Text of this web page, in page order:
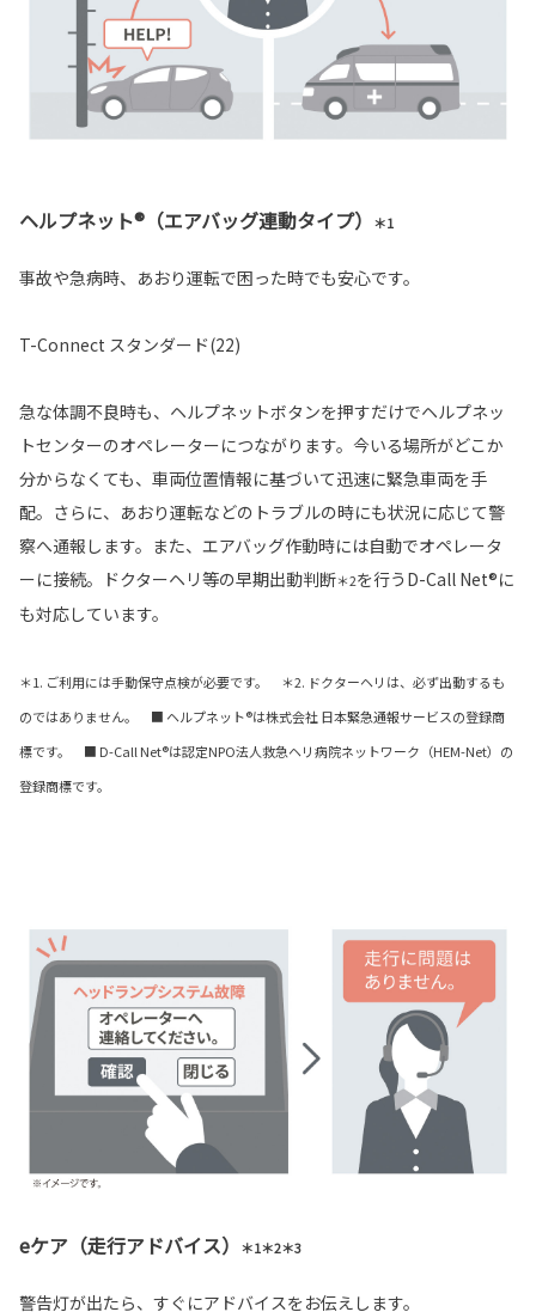
ヘルプネット®（エアバッグ連動タイプ） ＊1
事故や急病時、あおり運転で困った時でも安心です。
T-Connect スタンダード(22)
急な体調不良時も、ヘルプネットボタンを押すだけでヘルプネッ
トセンターのオペレーターにつながります。今いる場所がどこか
分からなくても、車両位置情報に基づいて迅速に緊急車両を手
配。さらに、あおり運転などのトラブルの時にも状況に応じて警
察へ通報します。また、エアバッグ作動時には自動でオペレータ
ーに接続。ドクターヘリ等の早期出動判断＊2を行うD-Call Net®に
も対応しています。
＊1. ご利用には手動保守点検が必要です。 ＊2. ドクターヘリは、必ず出動するも
のではありません。 ■ ヘルプネット®は株式会社 日本緊急通報サービスの登録商
標です。 ■ D-Call Net®は認定NPO法人救急ヘリ病院ネットワーク（HEM-Net）の
登録商標です。
eケア（走行アドバイス） ＊1＊2＊3
警告灯が出たら、すぐにアドバイスをお伝えします。